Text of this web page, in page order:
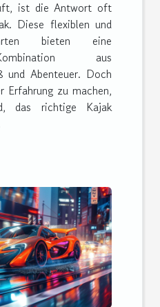
ist die Antwort oft
Diese flexiblen und
bieten eine
aus
und Abenteuer. Doch
Erfahrung zu machen,
das richtige Kajak